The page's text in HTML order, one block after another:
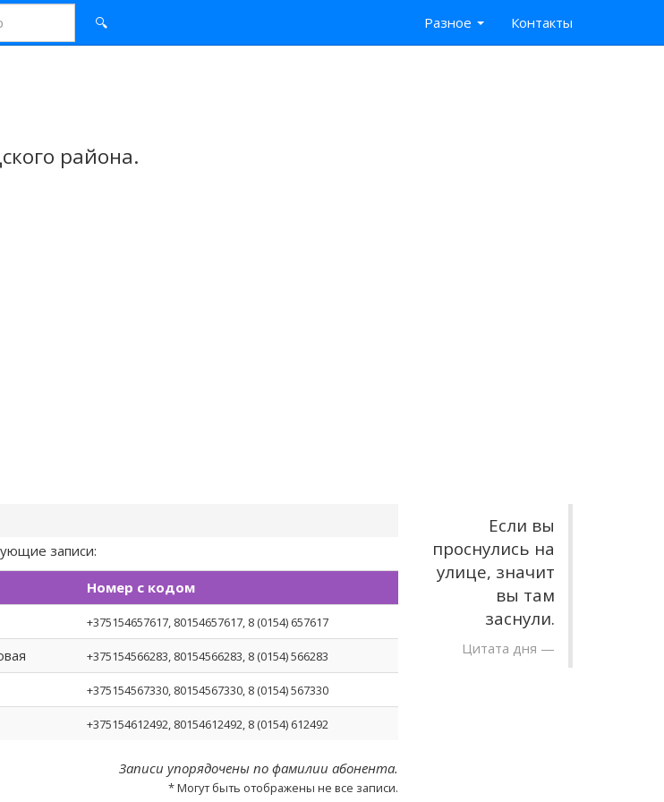
🔍 Разное Контакты
района.
записи:
Номер с кодом
+375154657617 , 80154657617, 8 (0154) 657617
+375154566283 , 80154566283, 8 (0154) 566283
+375154567330 , 80154567330, 8 (0154) 567330
+375154612492 , 80154612492, 8 (0154) 612492
Записи упорядочены по фамилии абонента.
* Могут быть отображены не все записи.
Если вы
проснулись на
улице, значит
вы там
заснули.
Цитата дня